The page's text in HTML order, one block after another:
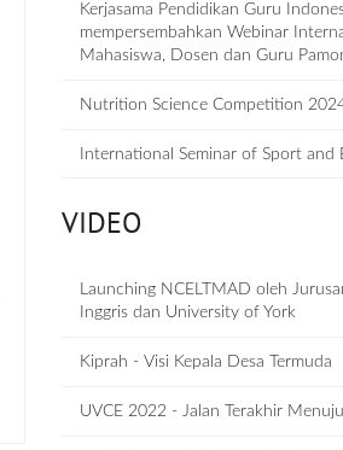
Kerjasama Pendidikan Guru
mempersembahkan Webinar
Mahasiswa, Dosen dan Guru
Nutrition Science Competition
International Seminar of Sport and
VIDEO
Launching NCELTMAD oleh
Inggris dan University of York
Kiprah - Visi Kepala Desa Termuda
UVCE 2022 - Jalan Terakhir